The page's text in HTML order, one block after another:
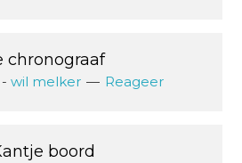
chronograaf
- wil melker Reageer
boord